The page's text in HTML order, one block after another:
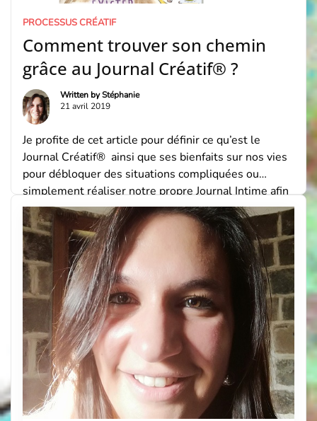
PROCESSUS CRÉATIF
Comment trouver son chemin
grâce au Journal Créatif® ?
Written byStéphanie
21 avril 2019
Je profite de cet article pour définir ce qu’est le
Journal Créatif® ainsi que ses bienfaits sur nos vies
pour débloquer des situations compliquées ou
simplement réaliser notre propre Journal Intime afin
de suivre notre propre évolution et rendre nos Vies
plus riche en couleurs et en émotions ! La définition
du Journal Créatif® : […]